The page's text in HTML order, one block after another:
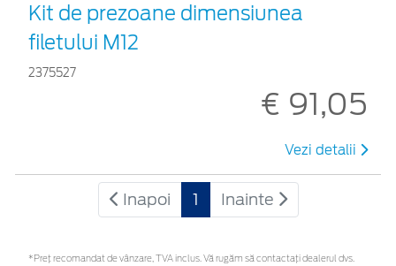
Kit de prezoane dimensiunea
filetului M12
2375527
€ 91,05
Vezi detalii
Inapoi 1 Inainte
*Preţ recomandat de vânzare, TVA inclus. Vă rugăm să contactaţi dealerul dvs.